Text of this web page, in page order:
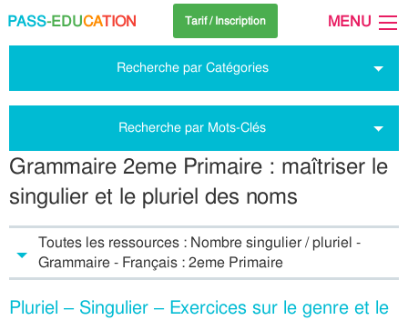
PASS-EDUCATION Tarif / Inscription MENU
Recherche par Catégories
Recherche par Mots-Clés
Grammaire 2eme Primaire : maîtriser le
singulier et le pluriel des noms
Toutes les ressources : Nombre singulier / pluriel -
Grammaire - Français : 2eme Primaire
Pluriel – Singulier – Exercices sur le genre et le